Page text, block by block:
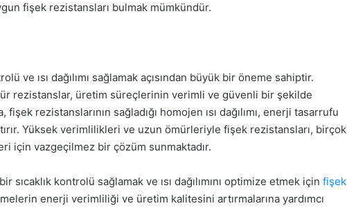
fişek rezistansları bulmak mümkündür.
ve ısı dağılımı sağlamak açısından büyük bir öneme sahiptir.
rezistanslar, üretim süreçlerinin verimli ve güvenli bir şekilde
fişek rezistanslarının sağladığı homojen ısı dağılımı, enerji tasarrufu
Yüksek verimlilikleri ve uzun ömürleriyle fişek rezistansları, birçok
için vazgeçilmez bir çözüm sunmaktadır.
kontrolü sağlamak ve ısı dağılımını optimize etmek için fişek
enerji verimliliği ve üretim kalitesini artırmalarına yardımcı